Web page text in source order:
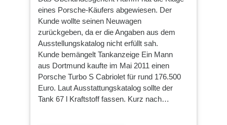
eines Porsche-Käufers abgewiesen. Der
Kunde wollte seinen Neuwagen
zurückgeben, da er die Angaben aus dem
Ausstellungskatalog nicht erfüllt sah.
Kunde bemängelt Tankanzeige Ein Mann
aus Dortmund kaufte im Mai 2011 einen
Porsche Turbo S Cabriolet für rund 176.500
Euro. Laut Ausstattungskatalog sollte der
Tank 67 l Kraftstoff fassen. Kurz nach…